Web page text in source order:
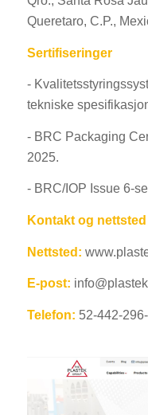
Queretaro, C.P.,
Sertifiseringer
-
tekniske
- BRC Packaging
2025.
- BRC/IOP Issue 6-
Kontakt og nettsted
Nettsted:
E-post:
Telefon: 52-442-